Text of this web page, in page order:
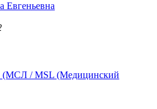
Евгеньевна
(МСЛ / MSL (Медицинский